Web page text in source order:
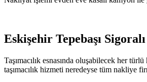
Eskişehir Tepebaşı
Taşımacılık esnasında oluşabilecek her
taşımacılık hizmeti neredeyse tüm nakliye